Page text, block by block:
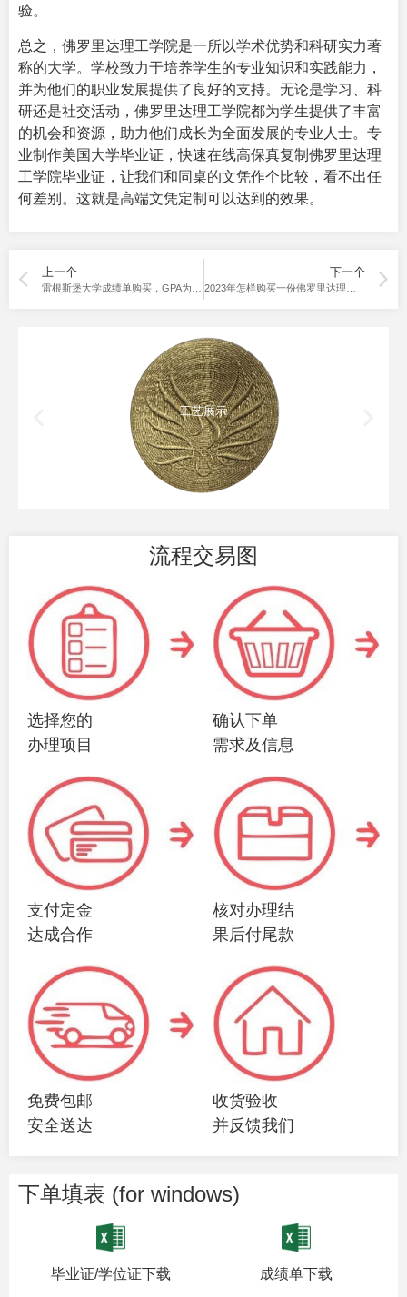
验。
总之，佛罗里达理工学院是一所以学术优势和科研实力著
称的大学。学校致力于培养学生的专业知识和实践能力，
并为他们的职业发展提供了良好的支持。无论是学习、科
研还是社交活动，佛罗里达理工学院都为学生提供了丰富
的机会和资源，助力他们成长为全面发展的专业人士。专
业制作美国大学毕业证，快速在线高保真复制佛罗里达理
工学院毕业证，让我们和同桌的文凭作个比较，看不出任
何差别。这就是高端文凭定制可以达到的效果。
上一个 下一个
工艺展示
流程交易图
选择您的
办理项目
确认下单
需求及信息
支付定金
达成合作
核对办理结
果后付尾款
免费包邮
安全送达
收货验收
并反馈我们
下单填表 (for windows)
毕业证/学位证下载 成绩单下载